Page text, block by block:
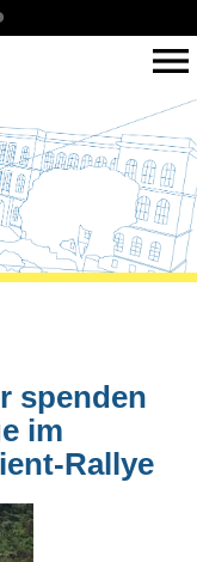
spenden
im
Rallye